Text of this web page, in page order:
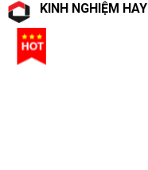
KINH NGHIỆM HAY